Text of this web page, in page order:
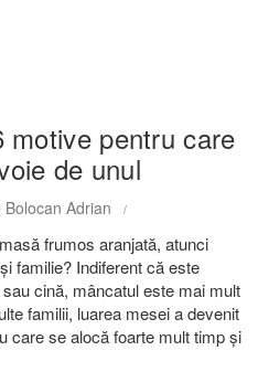
motive pentru care
de unul
Bolocan Adrian
frumos aranjată, atunci
familie? Indiferent că este
cină, mâncatul este mai mult
familii, luarea mesei a devenit
care se alocă foarte mult timp și